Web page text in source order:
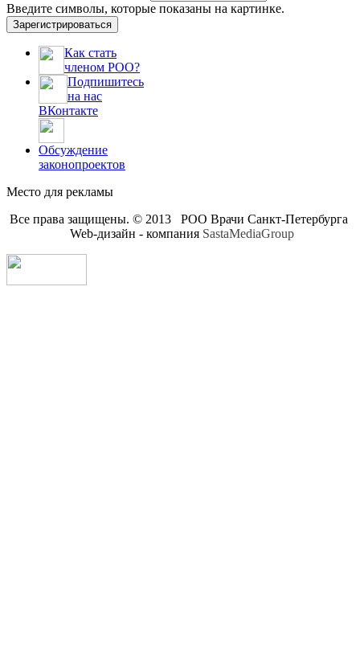
Введите символы, которые показаны на картинке.
Зарегистрироваться
Как стать
членом РОО?
Подпишитесь
на нас
ВКонтакте
Обсуждение
законопроектов
Место для рекламы
Все права защищены. © 2013 РОО Врачи Санкт-Петербурга
Web-дизайн - компания SastaMediaGroup